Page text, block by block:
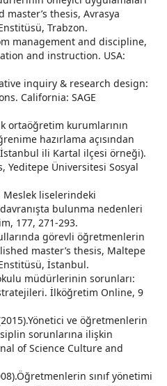
thesis, Avrasya
Trabzon.
management and discipline,
and instruction. USA:
inquiry & research design:
California: SAGE
ortaöğretim kurumlarının
hazırlama açısından
ili Kartal ilçesi örneği).
Yeditepe Üniversitesi Sosyal
Meslek liselerindeki
bulunma nedenleri
177, 271-293.
görevli öğretmenlerin
master’s thesis, Maltepe
İstanbul.
müdürlerinin sorunları:
İlköğretim Online, 9
ve öğretmenlerin
sorunlarına ilişkin
of Science Culture and
sınıf yönetimi